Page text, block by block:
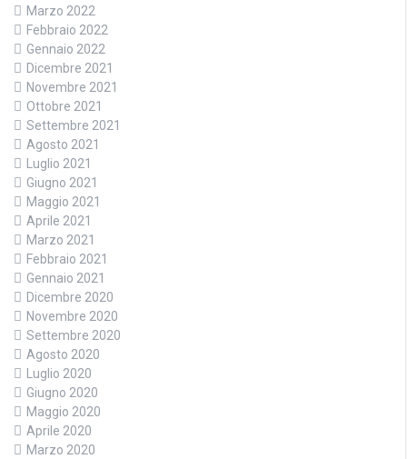
Marzo 2022
Febbraio 2022
Gennaio 2022
Dicembre 2021
Novembre 2021
Ottobre 2021
Settembre 2021
Agosto 2021
Luglio 2021
Giugno 2021
Maggio 2021
Aprile 2021
Marzo 2021
Febbraio 2021
Gennaio 2021
Dicembre 2020
Novembre 2020
Settembre 2020
Agosto 2020
Luglio 2020
Giugno 2020
Maggio 2020
Aprile 2020
Marzo 2020